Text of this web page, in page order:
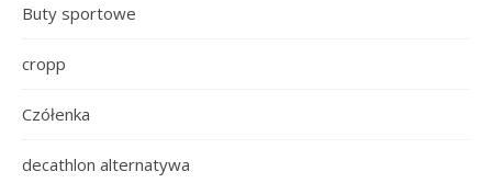
Buty sportowe
cropp
Czółenka
decathlon alternatywa